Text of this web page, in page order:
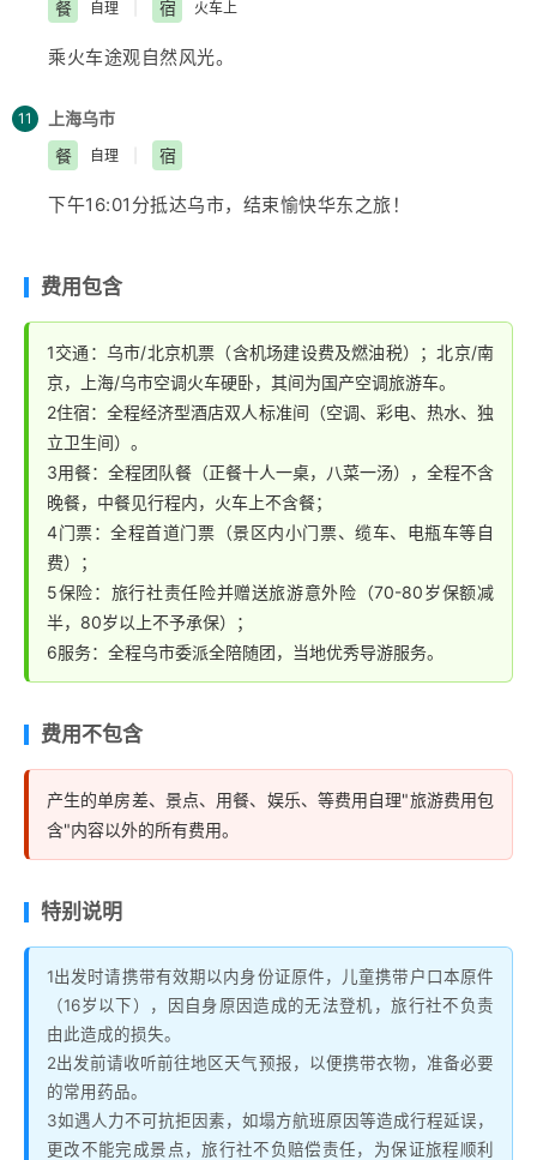
★推荐美食：【西塘美食】
洋溢着来自各地不同的特色滋味，沿线上蜿蜒曲折的老街
上举目可见各式酒楼，餐厅，食店，在比肩接踵的人流中
上海这个城市中经久不衰的又一个“美食天堂”，各式诱人
的滋味都在不断诠释着“老庙小吃”、“海派菜点”的内涵。
下午根据火车时间送团！
餐 自理 宿 火车上
乘火车途观自然风光。
11 上海乌市
餐
自理 宿
下午16:01分抵达乌市，结束愉快华东之旅！
费用包含
1交通：乌市/北京机票（含机场建设费及燃油税）；北京/南
京，上海/乌市空调火车硬卧，其间为国产空调旅游车。
2住宿：全程经济型酒店双人标准间（空调、彩电、热水、独
立卫生间）。
3用餐：全程团队餐（正餐十人一桌，八菜一汤），全程不含
晚餐，中餐见行程内，火车上不含餐；
4门票：全程首道门票（景区内小门票、缆车、电瓶车等自
费）；
5保险：旅行社责任险并赠送旅游意外险（70-80岁保额减
半，80岁以上不予承保）；
6服务：全程乌市委派全陪随团，当地优秀导游服务。
费用不包含
产生的单房差、景点、用餐、娱乐、等费用自理"旅游费用包
含"内容以外的所有费用。
特别说明
1出发时请携带有效期以内身份证原件，儿童携带户口本原件
（16岁以下），因自身原因造成的无法登机，旅行社不负责
由此造成的损失。
2出发前请收听前往地区天气预报，以便携带衣物，准备必要
的常用药品。
3如遇人力不可抗拒因素，如塌方航班原因等造成行程延误，
更改不能完成景点，旅行社不负赔偿责任，为保证旅程顺利